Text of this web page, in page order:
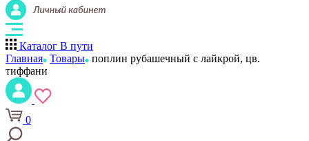
Каталог В пути
Главная Товары поплин рубашечный с лайкрой, цв.
тиффани
0